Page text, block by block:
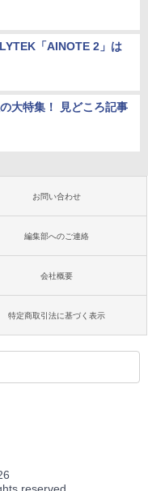
「AINOTE 2」は
大特集！ 見どころ記事
お問い合わせ
編集部へのご連絡
会社概要
特定商取引法に基づく表示
reserved.